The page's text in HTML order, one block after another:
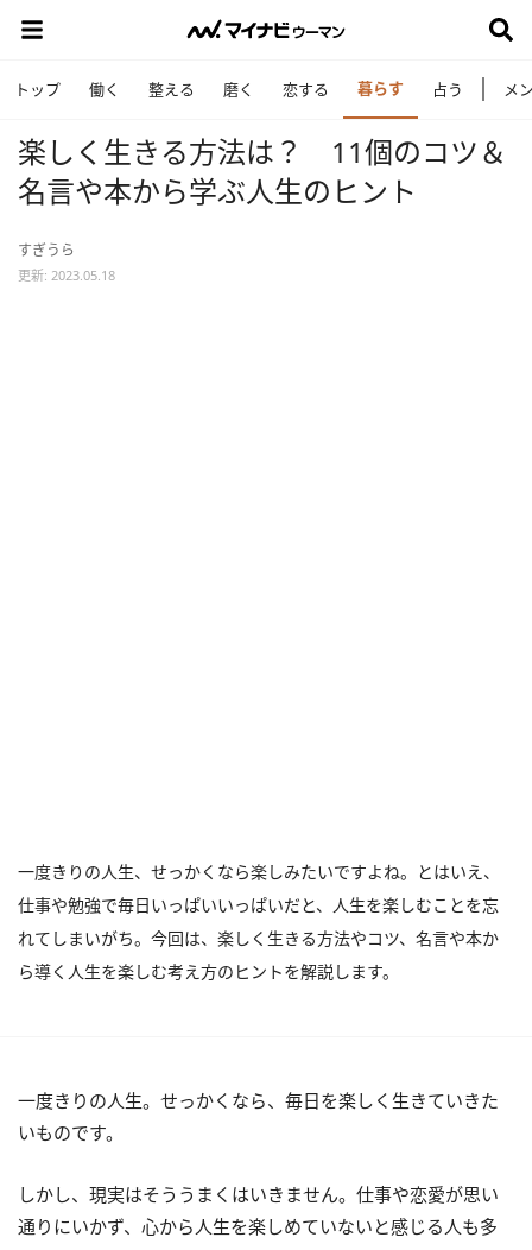
トップ 働く 整える 磨く 恋する 暮らす 占う メ
楽しく生きる方法は？ 11個のコツ＆
名言や本から学ぶ人生のヒント
すぎうら
更新: 2023.05.18
一度きりの人生、せっかくなら楽しみたいですよね。とはいえ、
仕事や勉強で毎日いっぱいいっぱいだと、人生を楽しむことを忘
れてしまいがち。今回は、楽しく生きる方法やコツ、名言や本か
ら導く人生を楽しむ考え方のヒントを解説します。
一度きりの人生。せっかくなら、毎日を楽しく生きていきた
いものです。
しかし、現実はそううまくはいきません。仕事や恋愛が思い
通りにいかず、心から人生を楽しめていないと感じる人も多